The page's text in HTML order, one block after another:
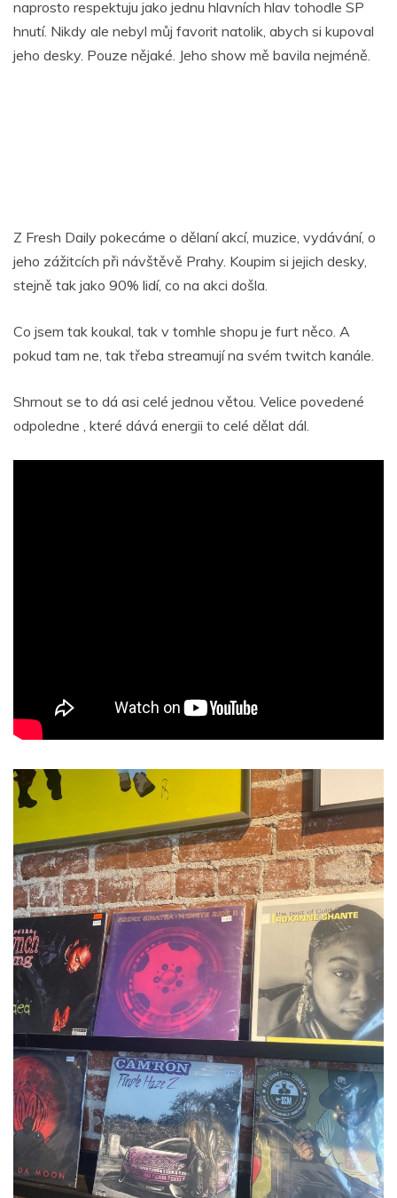
naprosto respektuju jako jednu hlavních hlav tohodle SP
hnutí. Nikdy ale nebyl můj favorit natolik, abych si kupoval
jeho desky. Pouze nějaké. Jeho show mě bavila nejméně.
Z Fresh Daily pokecáme o dělaní akcí, muzice, vydávání, o
jeho zážitcích při návštěvě Prahy. Koupim si jejich desky,
stejně tak jako 90% lidí, co na akci došla.
Co jsem tak koukal, tak v tomhle shopu je furt něco. A
pokud tam ne, tak třeba streamují na svém twitch kanále.
Shrnout se to dá asi celé jednou větou. Velice povedené
odpoledne , které dává energii to celé dělat dál.